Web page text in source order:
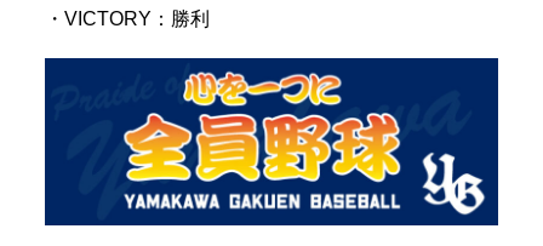
・VICTORY：勝利